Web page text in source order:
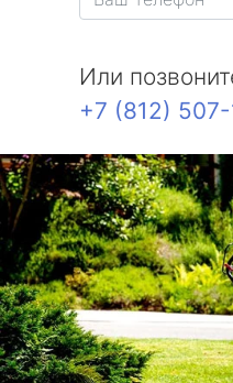
Или
+7 (812)